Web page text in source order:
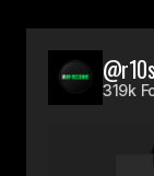
319k